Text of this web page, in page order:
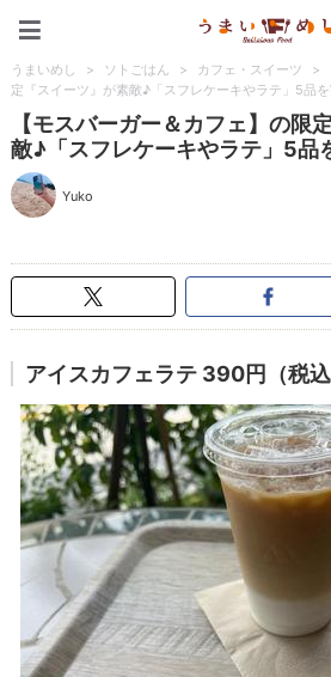
うまいめし > ソトごはん > カフェ・スイーツ >
定『スイーツ』が素敵♪「スフレケーキやラテ」5品を
【モスバーガー＆カフェ】の限
敵♪「スフレケーキやラテ」5品
Yuko
アイスカフェラテ 390円（税込